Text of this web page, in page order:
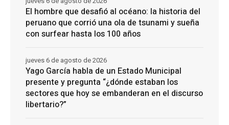
El hombre que desafió al océano: la historia del
peruano que corrió una ola de tsunami y sueña
con surfear hasta los 100 años
Yago García habla de un Estado Municipal
presente y pregunta “¿dónde estaban los
sectores que hoy se embanderan en el discurso
libertario?”
jueves 6 de agosto de 2026